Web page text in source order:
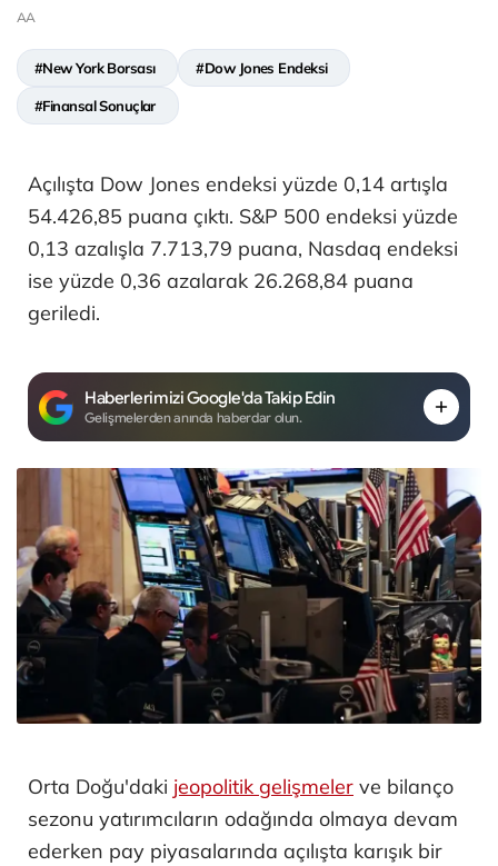
AA
#New York Borsası #Dow Jones Endeksi
#Finansal Sonuçlar
Açılışta Dow Jones endeksi yüzde 0,14 artışla
54.426,85 puana çıktı. S&P 500 endeksi yüzde
0,13 azalışla 7.713,79 puana, Nasdaq endeksi
ise yüzde 0,36 azalarak 26.268,84 puana
geriledi.
Haberlerimizi Google'da Takip Edin
Gelişmelerden anında haberdar olun.
Orta Doğu'daki jeopolitik gelişmeler ve bilanço
sezonu yatırımcıların odağında olmaya devam
ederken pay piyasalarında açılışta karışık bir